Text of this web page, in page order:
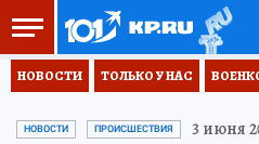
НОВОСТИ ТОЛЬКО У НАС
НОВОСТИ ПРОИСШЕСТВИЯ 3 июня